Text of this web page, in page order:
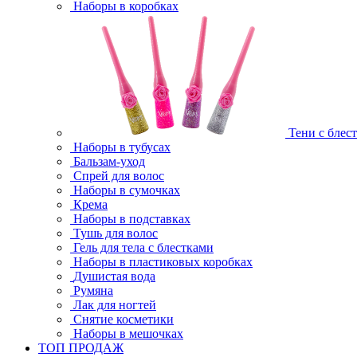
Наборы в коробках
Тени с
Наборы в тубусах
Бальзам-уход
Спрей для волос
Наборы в сумочках
Крема
Наборы в подставках
Тушь для волос
Гель для тела с блестками
Наборы в пластиковых коробках
Душистая вода
Румяна
Лак для ногтей
Снятие косметики
Наборы в мешочках
ТОП ПРОДАЖ